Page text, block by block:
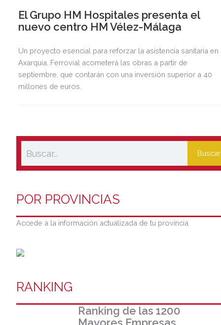
El Grupo HM Hospitales presenta el
nuevo centro HM Vélez-Málaga
Un proyecto esencial para reforzar la asistencia sanitaria en
Axarquía. Ferrovial acometerá las obras a partir de
septiembre, que contarán con una inversión superior a 40
millones de euros.
Buscar
POR PROVINCIAS
Accede a la información actualizada de tu provincia
RANKING
Ranking de las 1200